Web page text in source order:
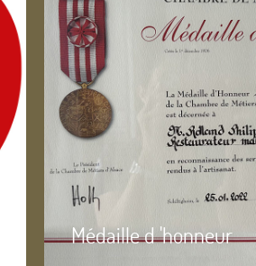
Médaille d 'honneur